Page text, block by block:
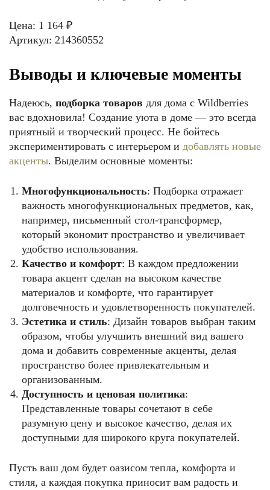
Цена: 1 164 ₽
Артикул: 214360552
Выводы и ключевые моменты
Надеюсь, подборка товаров для дома с Wildberries
вас вдохновила! Создание уюта в доме — это всегда
приятный и творческий процесс. Не бойтесь
экспериментировать с интерьером и добавлять новые
акценты. Выделим основные моменты:
Многофункциональность: Подборка отражает
важность многофункциональных предметов, как,
например, письменный стол-трансформер,
который экономит пространство и увеличивает
удобство использования.
Качество и комфорт: В каждом предложении
товара акцент сделан на высоком качестве
материалов и комфорте, что гарантирует
долговечность и удовлетворенность покупателей.
Эстетика и стиль: Дизайн товаров выбран таким
образом, чтобы улучшить внешний вид вашего
дома и добавить современные акценты, делая
пространство более привлекательным и
организованным.
Доступность и ценовая политика:
Представленные товары сочетают в себе
разумную цену и высокое качество, делая их
доступными для широкого круга покупателей.
Пусть ваш дом будет оазисом тепла, комфорта и
стиля, а каждая покупка приносит вам радость и